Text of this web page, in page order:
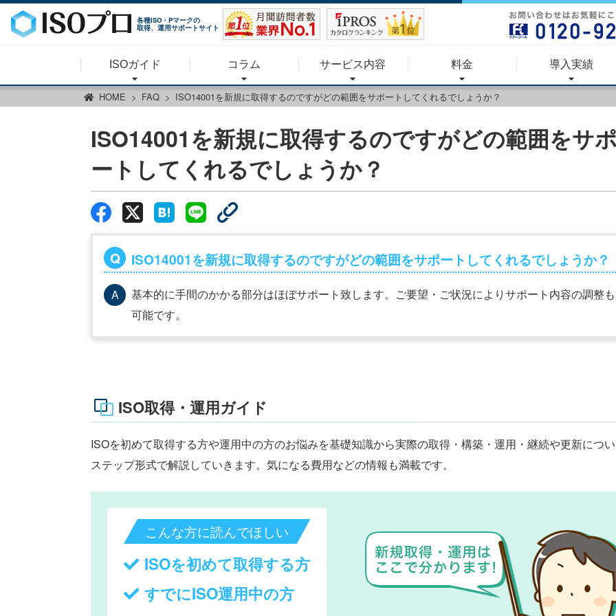
各種ISO・Pマークの
取得、運用サポートサイト
ISOガイド コラム サービス内容 料金 導入実績
HOME FAQ ISO14001を新規に取得するのですがどの範囲をサポートしてくれるでしょうか？
ISO14001を新規に取得するのですがどの範囲をサ
ートしてくれるでしょうか？
ISO14001を新規に取得するのですがどの範囲をサポートしてくれるでしょうか？
基本的に手間のかかる部分はほぼサポート致します。ご要望・ご状況によりサポート内容の調整も
可能です。
ISO取得・運用ガイド
ISOを初めて取得する方や運用中の方のお悩みを基礎知識から実際の取得・構築・運用・継続や更新につ
ステップ形式で解説していきます。気になる費用などの情報も満載です。
こんな方に読んでほしい
ISOを初めて取得する方
すでにISO運用中の方